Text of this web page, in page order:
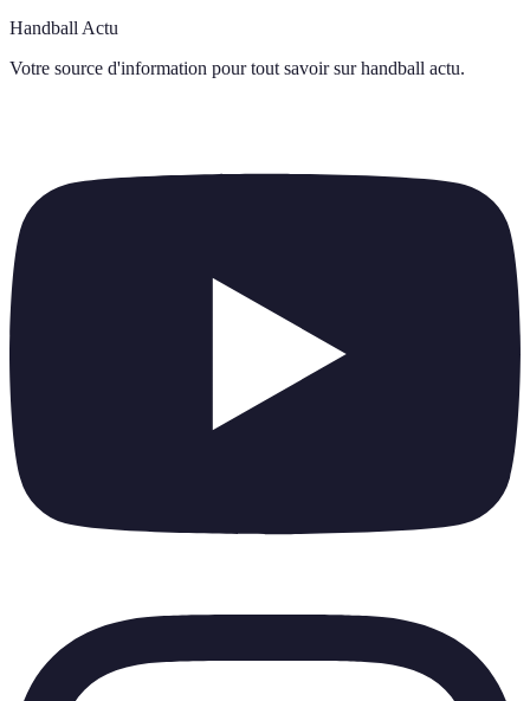
Handball Actu
Votre source d'information pour tout savoir sur handball actu.